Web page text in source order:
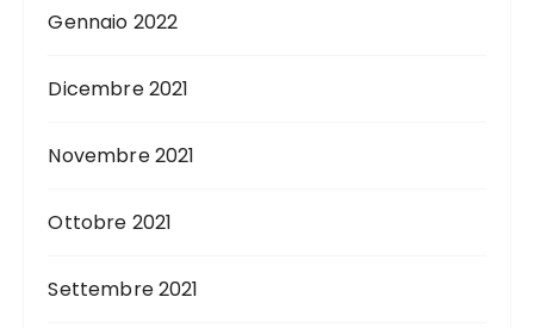
Gennaio 2022
Dicembre 2021
Novembre 2021
Ottobre 2021
Settembre 2021